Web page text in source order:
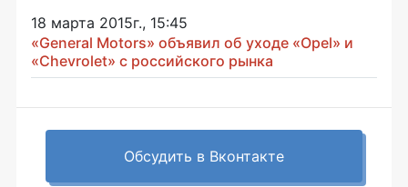
18 марта 2015г., 15:45
«General Motors» объявил об уходе «Opel» и
«Chevrolet» с российского рынка
Обсудить в Вконтакте